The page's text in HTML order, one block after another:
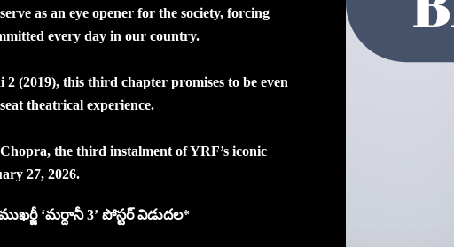
as an eye opener for the society, forcing
every day in our country.
(2019), this third chapter promises to be even
theatrical experience.
the third instalment of YRF’s iconic
27, 2026.
‘మర్దానీ 3’ పోస్టర్ విడుదల*